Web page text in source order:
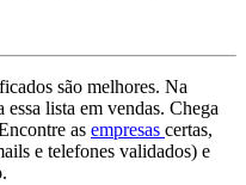
são melhores. Na
lista em vendas. Chega
as empresas certas,
e telefones validados) e